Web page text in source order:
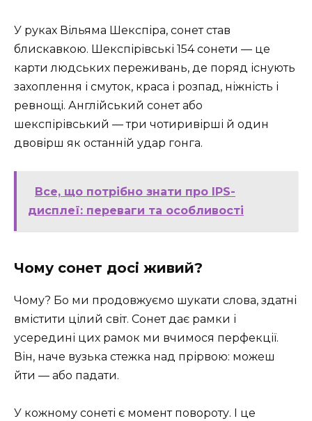
У руках Вільяма Шекспіра, сонет став
блискавкою. Шекспірівські 154 сонети — це
карти людських переживань, де поряд існують
захоплення і смуток, краса і розпад, ніжність і
ревнощі. Англійський сонет або
шекспірівський — три чотиривірші й один
двовірш як останній удар гонга.
Все, що потрібно знати про IPS-
дисплеї: переваги та особливості
Чому сонет досі живий?
Чому? Бо ми продовжуємо шукати слова, здатні
вмістити цілий світ. Сонет дає рамки і
усередині цих рамок ми вчимося перфекції.
Він, наче вузька стежка над прірвою: можеш
йти — або падати.
У кожному сонеті є момент повороту. І це